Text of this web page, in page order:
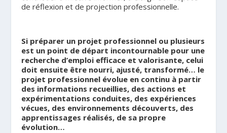
de réflexion et de projection professionnelle.
Si préparer un projet professionnel ou plusieurs
est un point de départ incontournable pour une
recherche d’emploi efficace et valorisante, celui
doit ensuite être nourri, ajusté, transformé… le
projet professionnel évolue en continu à partir
des informations recueillies, des actions et
expérimentations conduites, des expériences
vécues, des environnements découverts, des
apprentissages réalisés, de sa propre
évolution…